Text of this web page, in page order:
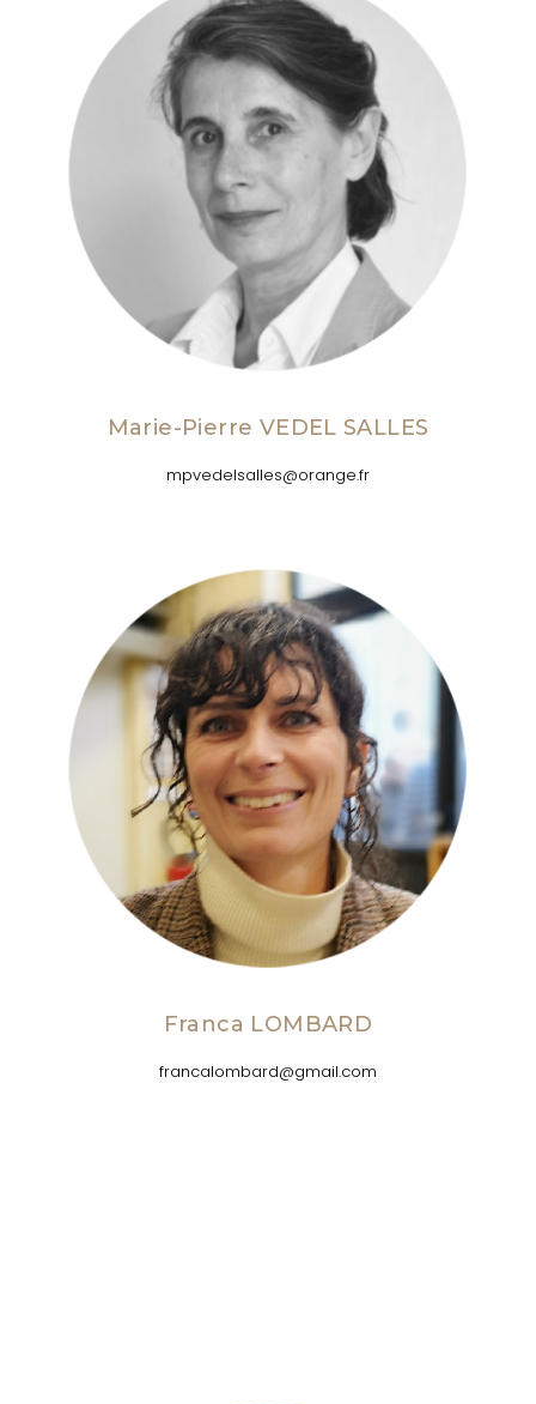
Marie-Pierre VEDEL SALLES
mpvedelsalles@orange.fr
Franca LOMBARD
francalombard@gmail.com